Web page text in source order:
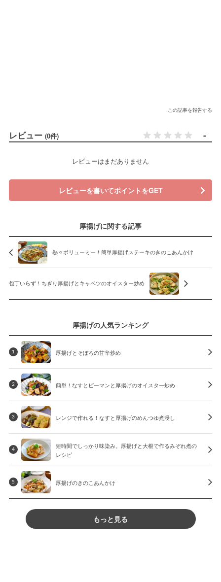
この記事を報告する
レビュー (0件) -
レビューはまだありません
レビューを書いてポイントをGET
厚揚げに関する記事
熱々ボリューミー！簡単厚揚げステーキのきのこあんかけ
包丁いらず！ちぎり厚揚げとキャベツのオイスター炒め
厚揚げの人気ランキング
1 厚揚げとそぼろの甘辛炒め
2 簡単！なすとピーマンと厚揚げのオイスター炒め
3 レンジで作れる！なすと厚揚げのめんつゆ煮浸し
4
短時間でしっかり味染み。厚揚げと大根で作るみぞれ煮の
レシピ
5 厚揚げのきのこあんかけ
もっと見る